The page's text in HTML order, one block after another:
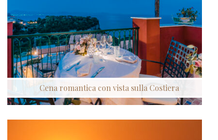
Cena romantica con vista sulla Costiera